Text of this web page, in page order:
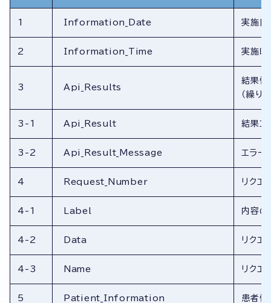
1 Information_Date 実施日
2 Information_Time 実施時
3 Api_Results
結果情
（繰り
3-1 Api_Result 結果コ
3-2 Api_Result_Message エラー
4 Request_Number リクエ
4-1 Label 内容の
4-2 Data リクエ
4-3 Name リクエ
5 Patient_Information 患者情